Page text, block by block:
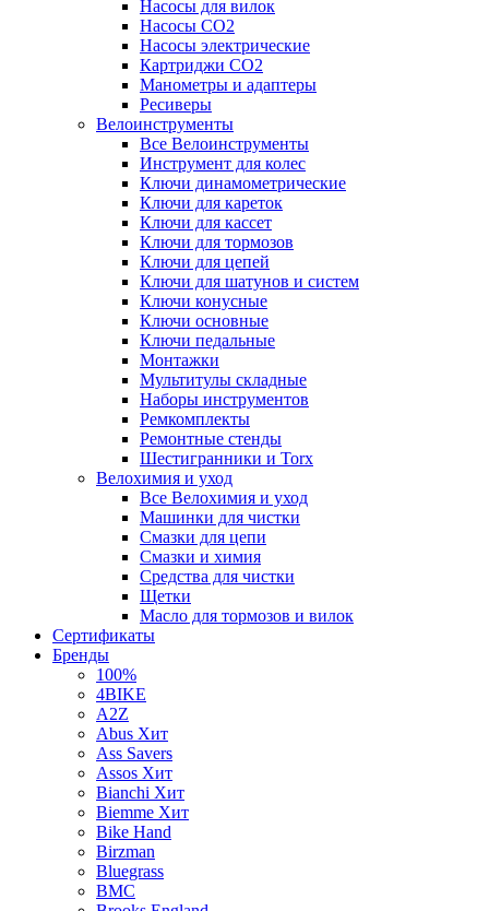
Насосы для вилок
Насосы CO2
Насосы электрические
Картриджи CO2
Манометры и адаптеры
Ресиверы
Велоинструменты
Все Велоинструменты
Инструмент для колес
Ключи динамометрические
Ключи для кареток
Ключи для кассет
Ключи для тормозов
Ключи для цепей
Ключи для шатунов и систем
Ключи конусные
Ключи основные
Ключи педальные
Монтажки
Мультитулы складные
Наборы инструментов
Ремкомплекты
Ремонтные стенды
Шестигранники и Torx
Велохимия и уход
Все Велохимия и уход
Машинки для чистки
Смазки для цепи
Смазки и химия
Средства для чистки
Щетки
Масло для тормозов и вилок
Сертификаты
Бренды
100%
4BIKE
A2Z
Abus Хит
Ass Savers
Assos Хит
Bianchi Хит
Biemme Хит
Bike Hand
Birzman
Bluegrass
BMC